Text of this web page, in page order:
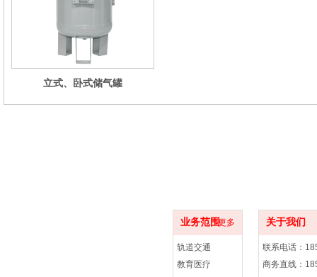
立式、卧式储气罐
业务范围更多
轨道交通
教育医疗
关于我们
联系电话：
商务直线：